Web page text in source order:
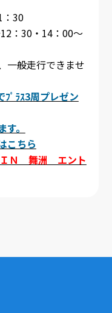
30
：30・14：00～
一般走行できませ
ﾟﾗｽ3周プレゼン
。
こちら
Ｎ 舞洲 エント